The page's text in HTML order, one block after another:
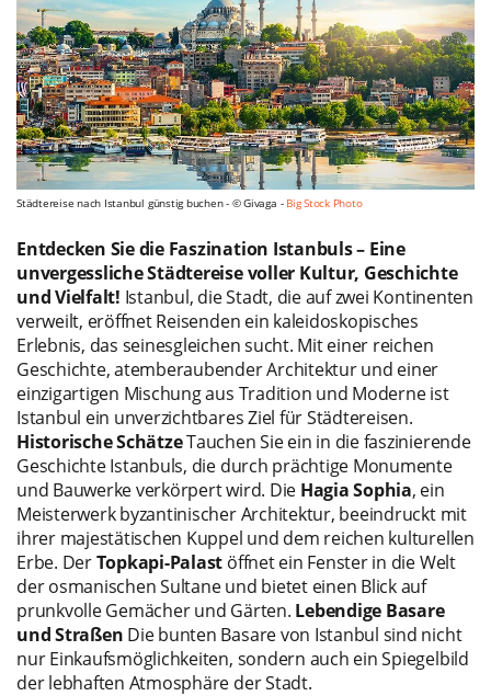
Städtereise nach Istanbul günstig buchen - © Givaga - Big Stock Photo
Entdecken Sie die Faszination Istanbuls – Eine
unvergessliche Städtereise voller Kultur, Geschichte
und Vielfalt! Istanbul, die Stadt, die auf zwei Kontinenten
verweilt, eröffnet Reisenden ein kaleidoskopisches
Erlebnis, das seinesgleichen sucht. Mit einer reichen
Geschichte, atemberaubender Architektur und einer
einzigartigen Mischung aus Tradition und Moderne ist
Istanbul ein unverzichtbares Ziel für Städtereisen.
Historische SchätzeTauchen Sie ein in die faszinierende
Geschichte Istanbuls, die durch prächtige Monumente
und Bauwerke verkörpert wird. Die Hagia Sophia, ein
Meisterwerk byzantinischer Architektur, beeindruckt mit
ihrer majestätischen Kuppel und dem reichen kulturellen
Erbe. DerTopkapi-Palast öffnet ein Fenster in die Welt
der osmanischen Sultane und bietet einen Blick auf
prunkvolle Gemächer und Gärten. Lebendige Basare
und Straßen Die bunten Basare von Istanbul sind nicht
nur Einkaufsmöglichkeiten, sondern auch ein Spiegelbild
der lebhaften Atmosphäre der Stadt.